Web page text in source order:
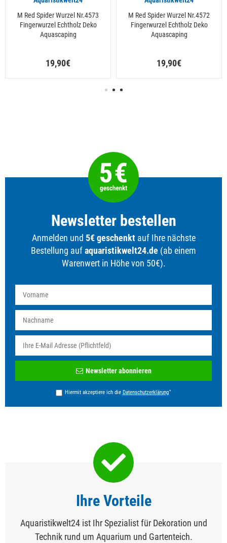
M Red Spider Wurzel Nr.4573
Fingerwurzel Echtholz Deko
Aquascaping
19,90€
M Red Spider Wurzel Nr.4572
Fingerwurzel Echtholz Deko
Aquascaping
19,90€
Newsletter bestellen
Anmelden und 5€ geschenktauf Ihre nächste
Bestellung aufaquaristikwelt24.de (ab einem
Warenwert in Höhe von 50€).
Honig
Newsletter abonnieren
Hiermit akzeptiere ich die Daten­schutz­erklärung*
Ihre Vorteile
Aquaristikwelt24 ist Ihr Spezialist für Dekoration und
Technik rund um Aquarium und Gartenteich.